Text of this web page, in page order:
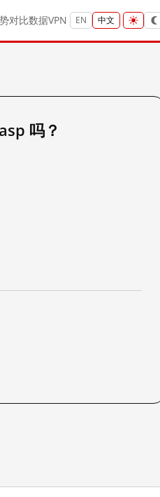
对比数据VPN EN 中文
吗？